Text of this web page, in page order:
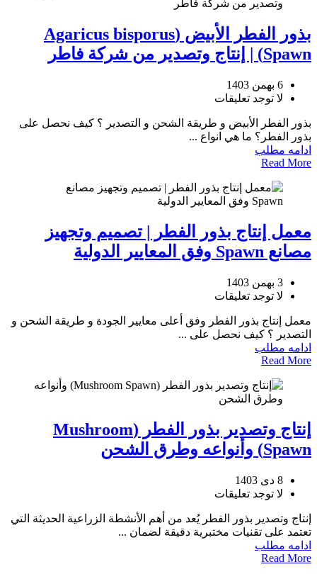
بذور الفطر الأبيض (Agaricus bisporus
Spawn) | إنتاج وتصدير من شركة فاطر
6 بهمن 1403
لا توجد تعليقات
بذور الفطر الأبيض و طريقة الشحن و التصدير ؟ كيف نحصل على
بذور الفطر؟ ما هي انواع ...
ادامه مطلب
Read More
معمل إنتاج بذور الفطر | تصميم وتجهيز
مصانع Spawn وفق المعايير الدولية
3 بهمن 1403
لا توجد تعليقات
معمل إنتاج بذور الفطر وفق أعلى معايير الجودة و طريقة الشحن و
التصدير ؟ كيف نحصل على ...
ادامه مطلب
Read More
إنتاج وتصدير بذور الفطر (Mushroom
Spawn) وأنواعه وطرق الشحن
8 دی 1403
لا توجد تعليقات
إنتاج وتصدير بذور الفطر يُعد من أهم الأنشطة الزراعية الحديثة التي
تعتمد على تقنيات مختبرية دقيقة لضمان ...
ادامه مطلب
Read More